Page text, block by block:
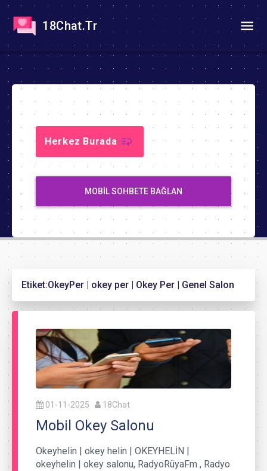
18Chat.Tr
Herkez Burada
MOBIL SOHBETE BAĞLAN
Etiket:OkeyPer | okey per | Okey Per | Genel Salon
01-11-2025 18Chat
Mobil Okey Salonu
Okeyhelin | okey helin | OKEYHELİN |
okeyhelin | okey salonu, RadyoRüyaFm , Radyo